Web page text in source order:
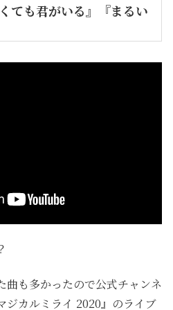
ても君がいる』『まるい
曲も多かったので公式チャンネ
ジカルミライ 2020』のライブ